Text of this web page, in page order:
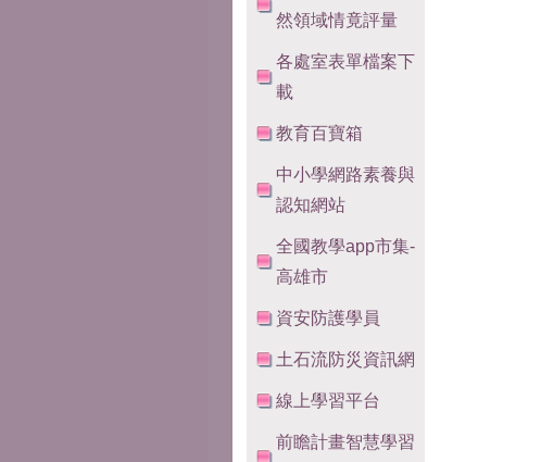
然領域情竟評量
各處室表單檔案下
載
教育百寶箱
中小學網路素養與
認知網站
全國教學app市集-
高雄市
資安防護學員
土石流防災資訊網
線上學習平台
前瞻計畫智慧學習